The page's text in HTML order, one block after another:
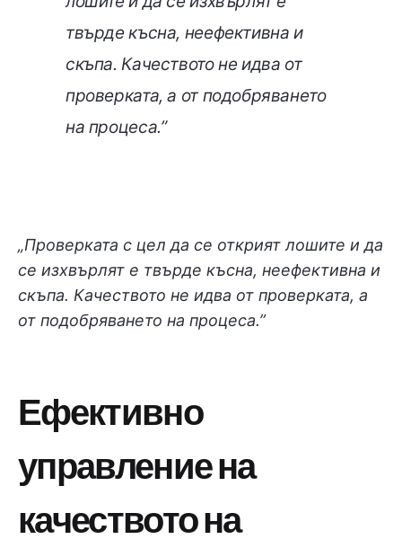
твърде късна, неефективна и
скъпа. Качеството не идва от
проверката, а от подобряването
на процеса.”
„Проверката с цел да се открият лошите и да
се изхвърлят е твърде късна, неефективна и
скъпа. Качеството не идва от проверката, а
от подобряването на процеса.”
Ефективно
управление на
качеството на